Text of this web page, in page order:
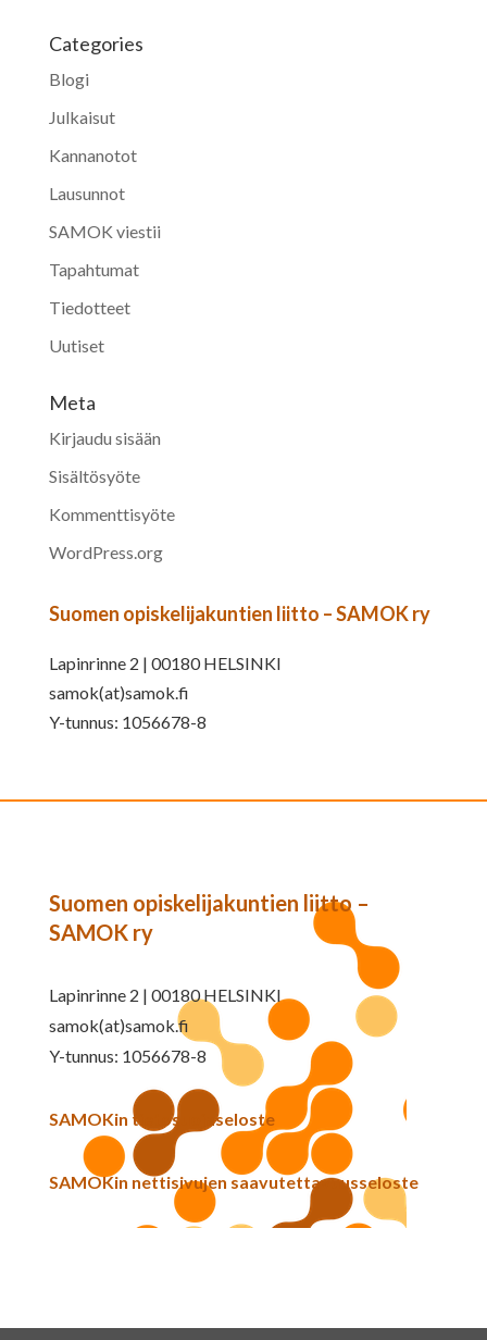
Categories
Blogi
Julkaisut
Kannanotot
Lausunnot
SAMOK viestii
Tapahtumat
Tiedotteet
Uutiset
Meta
Kirjaudu sisään
Sisältösyöte
Kommenttisyöte
WordPress.org
Suomen opiskelijakuntien liitto – SAMOK ry
Lapinrinne 2 | 00180 HELSINKI
samok(at)samok.fi
Y-tunnus: 1056678-8
Suomen opiskelijakuntien liitto –
SAMOK ry
Lapinrinne 2 | 00180 HELSINKI
samok(at)samok.fi
Y-tunnus: 1056678-8
SAMOKin tietosuojaseloste
SAMOKin nettisivujen saavutettavuusseloste